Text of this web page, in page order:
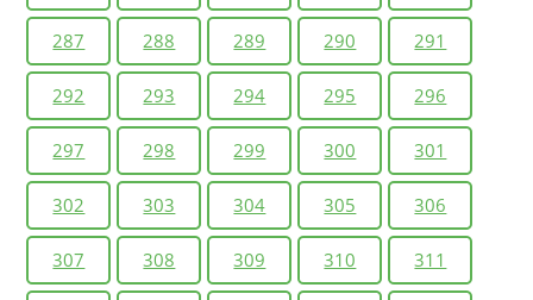
287 288 289 290 291
292 293 294 295 296
297 298 299 300 301
302 303 304 305 306
307 308 309 310 311